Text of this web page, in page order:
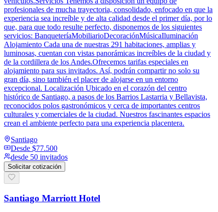
profesionales de mucha trayectoria, consolidado, enfocado en que la
experiencia sea increíble y de alta calidad desde el primer día, por lo
que, para que todo resulte perfecto, disponemos de los siguientes
servicios: BanqueteríaMobiliarioDecoraciónMúsicaIluminación
Alojamiento Cada una de nuestras 291 habitaciones, amplias y
luminosas, cuentan con vistas panorámicas increíbles de la ciudad y
de la cordillera de los Andes.Ofrecemos tarifas especiales en
alojamiento para sus invitados. Así, podrán compartir no solo su
gran día, sino también el placer de alojarse en un entorno
excepcional. Localización Ubicado en el corazón del centro
histórico de Santiago, a pasos de los Barrios Lastarria y Bellavista,
reconocidos polos gastronómicos y cerca de importantes centros
culturales y comerciales de la ciudad. Nuestros fascinantes espacios
crean el ambiente perfecto para una experiencia placentera.
Santiago
Desde $77.500
desde 50 invitados
Solicitar cotización
Santiago Marriott Hotel